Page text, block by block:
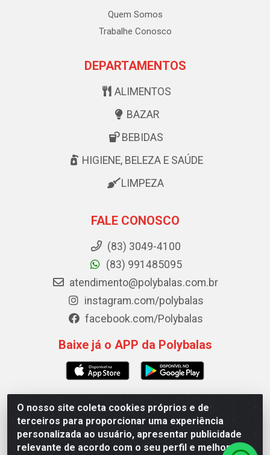
O nosso site coleta cookies próprios e de
terceiros para proporcionar uma experiência
personalizada ao usuário, apresentar publicidade
relevante de acordo com o seu perfil e melhorar a
Quem Somos
Trabalhe Conosco
DEPARTAMENTOS
ALIMENTOS
BAZAR
BEBIDAS
HIGIENE, BELEZA E SAÚDE
LIMPEZA
FALE CONOSCO
(83) 3049-4100
(83) 991485095
atendimento@polybalas.com.br
instagram.com/polybalas
facebook.com/Polybalas
Baixe já o APP da Polybalas
Polybalas - Rua João Miguel de Souza, 173 Galpão B -
Ernesto Geisel, João Pessoa/PB - CEP 58.075-075 - CNPJ
00.909.327/0002-61